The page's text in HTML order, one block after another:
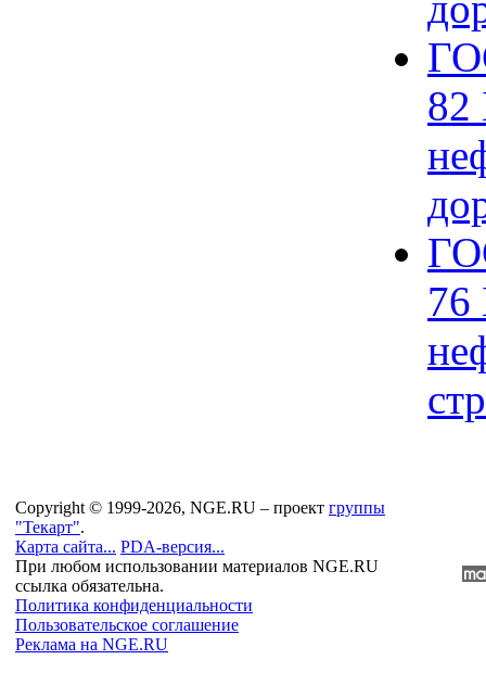
82
76
Copyright © 1999-2026, NGE.RU – проект группы
"Текарт".
Карта сайта... PDA-версия...
При любом использовании материалов NGE.RU
ссылка обязательна.
Политика конфиденциальности
Пользовательское соглашение
Реклама на NGE.RU